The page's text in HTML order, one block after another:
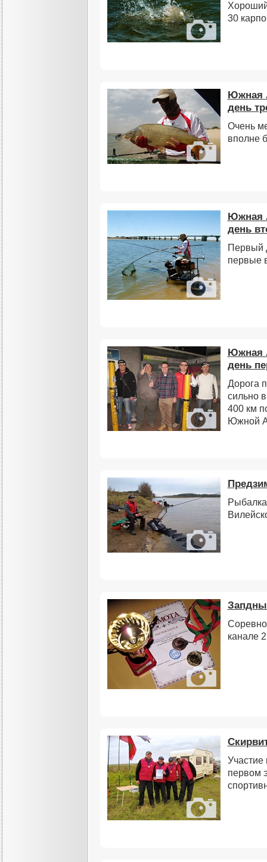
30
Южная
день
Очень
вполне
Южная
день
Первый
первые
Южная
день
Дорога
сильно
400 км
Южной
канале
первом